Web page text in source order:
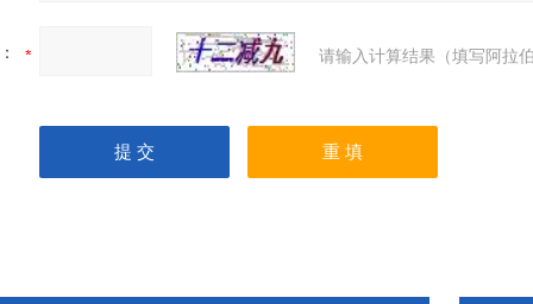
请输入计算结果（填写阿拉